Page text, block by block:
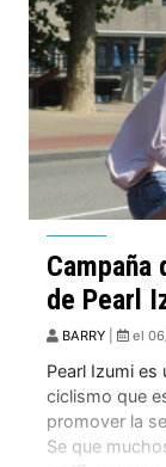
Campaña
de Pearl
BARRY el
Pearl Izumi
ciclismo que
promover la
Se que